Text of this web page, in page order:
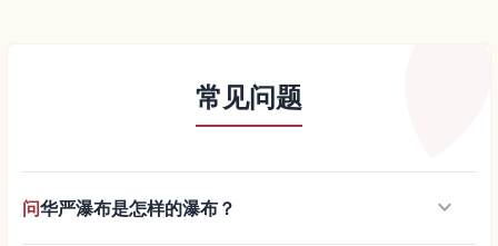
常见问题
问华严瀑布是怎样的瀑布？ keyboard_arrow_down